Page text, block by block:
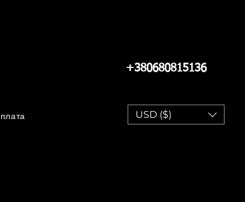
+380680815136
USD ($)